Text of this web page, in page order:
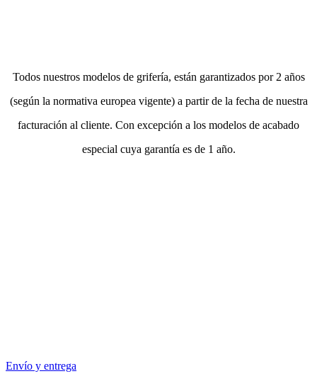
Todos nuestros modelos de grifería, están garantizados por 2 años
(según la normativa europea vigente) a partir de la fecha de nuestra
facturación al cliente. Con excepción a los modelos de acabado
especial cuya garantía es de 1 año.
Envío y entrega